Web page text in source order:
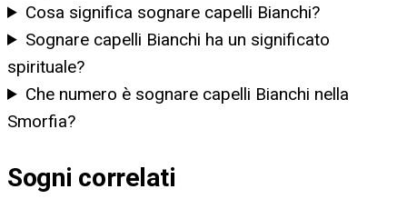
Cosa significa sognare capelli Bianchi?
Sognare capelli Bianchi ha un significato
spirituale?
Che numero è sognare capelli Bianchi nella
Smorfia?
Sogni correlati